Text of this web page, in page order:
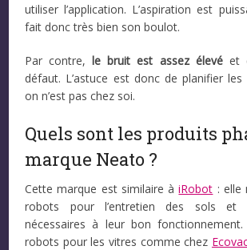
utiliser l’application. L’aspiration est
fait donc très bien son boulot.
Par contre,le bruit est assez élevéet
défaut. L’astuce est donc de planifier les
on n’est pas chez soi.
Quels sont les produits
marque Neato ?
Cette marque est similaire àiRobot : elle
robots pour l’entretien des sols et
nécessaires à leur bon
robots pour les vitres comme chez